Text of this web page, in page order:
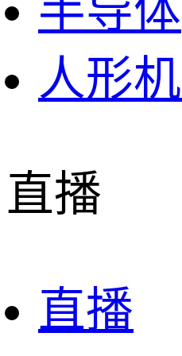
半导体
人形
直播
直播